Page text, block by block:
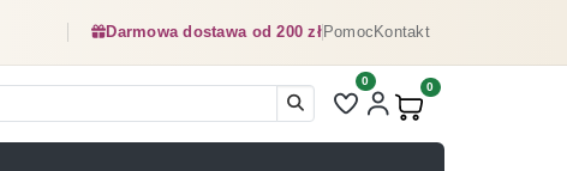
Darmowa dostawa od 200 złPomocKontakt
Liczba pozycji na liście
0
Produkty w koszyku:
0